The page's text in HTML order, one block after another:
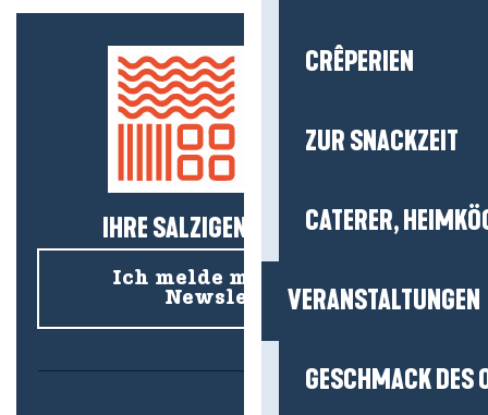
CRÊPERIEN
ZUR SNACKZEIT
CATERER,
VERANSTALTUNGEN
GESCHMACK DES
IHRE SALZIGEN NEUIGKEITEN!
Ich melde mich für den
Newsletter an